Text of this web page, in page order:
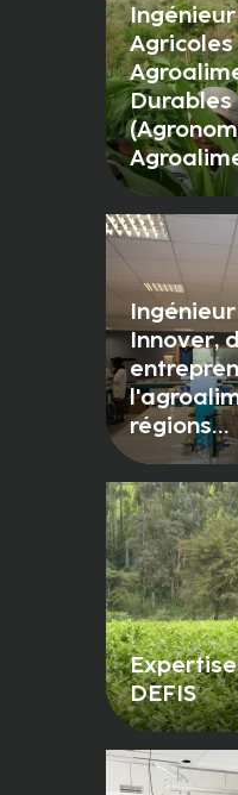
Durables
Innover,
régions…
DEFIS